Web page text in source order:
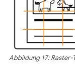
Abbildung 17: Raster-